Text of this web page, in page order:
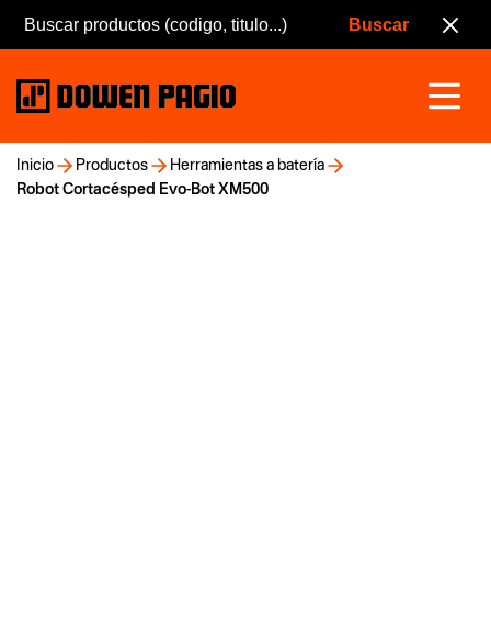
Inicio Productos
Herramientas a batería
Robot Cortacésped Evo-Bot XM500